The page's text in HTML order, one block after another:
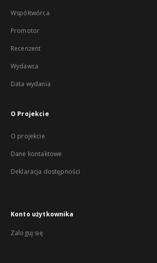
Współtwórca
Promotor
Recenzent
Wydawca
Data wydania
O Projekcie
O projekcie
Dane kontaktowe
Deklaracja dostępności
Konto użytkownika
Zaloguj się